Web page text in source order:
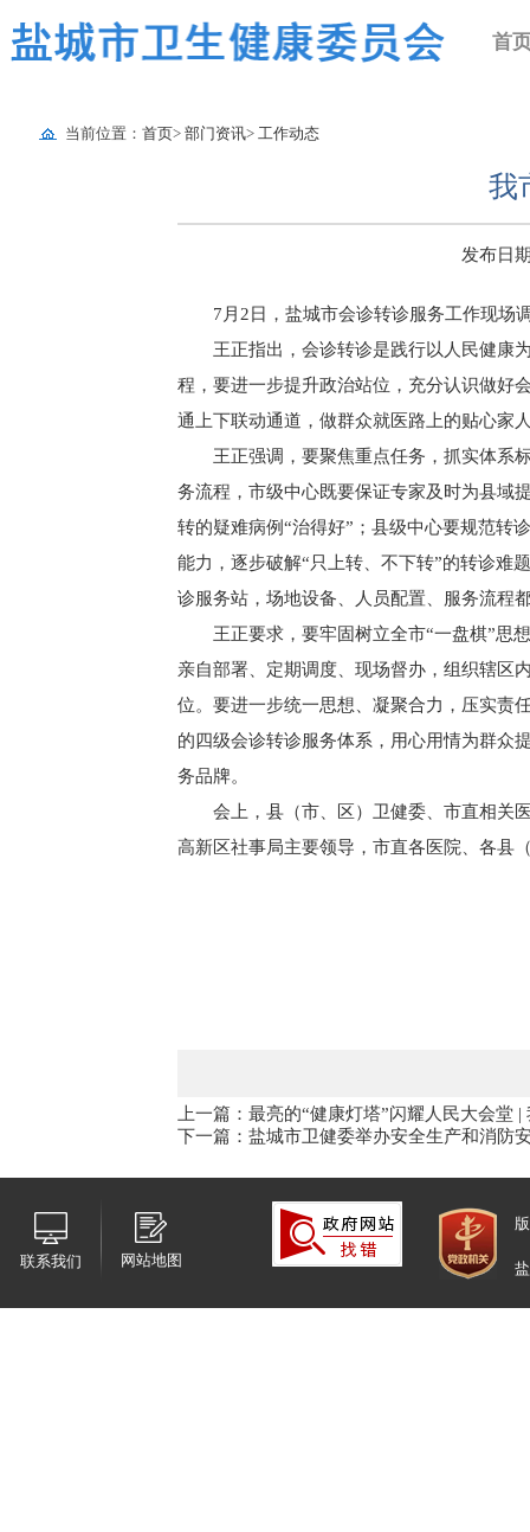
首
当前位置： 首页> 部门资讯> 工作动态
我
发布日
7月2日，盐城市会诊转诊服务工作现场
王正指出，会诊转诊是践行以人民健康
程，要进一步提升政治站位，充分认识做好
通上下联动通道，做群众就医路上的贴心家
王正强调，要聚焦重点任务，抓实体系
务流程，市级中心既要保证专家及时为县域
转的疑难病例“治得好”；县级中心要规范转
能力，逐步破解“只上转、不下转”的转诊难
诊服务站，场地设备、人员配置、服务流程
王正要求，要牢固树立全市“一盘棋”思
亲自部署、定期调度、现场督办，组织辖区
位。要进一步统一思想、凝聚合力，压实责
的四级会诊转诊服务体系，用心用情为群众
务品牌。
会上，县（市、区）卫健委、市直相关
高新区社事局主要领导，市直各医院、各县
上一篇：最亮的“健康灯塔”闪耀人民大会堂
下一篇：盐城市卫健委举办安全生产和消防
联系我们 网站地图